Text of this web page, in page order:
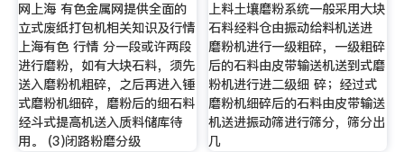
网上海 有色金属网提供全面的
立式废纸打包机相关知识及行情
上海有色 行情 分一段或许两段
进行磨粉，如有大块石料，须先
送入磨粉机粗碎，之后再进入锤
式磨粉机细碎，磨粉后的细石料
经斗式提高机送入质料储库待
用。 (3)闭路粉磨分级
上料土壤磨粉系统一般采用大块
石料经料仓由振动给料机送进
磨粉机进行一级粗碎，一级粗碎
后的石料由皮带输送机送到式磨
粉机进行进二级细 碎；经过式
磨粉机细碎后的石料由皮带输送
机送进振动筛进行筛分，筛分出
几